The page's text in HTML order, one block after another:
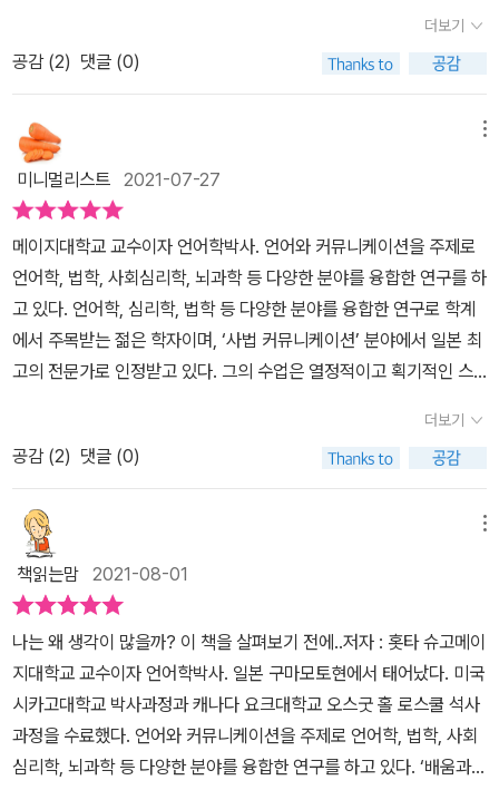
최적화된 환경을 조성하는 것이 좋다. 또한 생각하지 않는 것, 무념 무
상의 상태에서 일을 하는 것도 현명한 생활습관이 될 수 있다.부정적
인 충동과 도피성 행동이 서로 결합되지 않도록 하는 것, 나의 이익을
우선한다면, 타인의 이익도 생각하게 되고, 적절한 타협이 이루어질
수 있다.그리고 안되는 것은 없다.습관과 사고 방식을 바꾼다면, 생각
만 많아지는 상황에서 스스로 벗어날 수 있고, 효율적인 생각,합리적
인 방향성이 가능하며, 그 안에서 새로운 가능성을 찾아낼 수 있다.
머리를 비우라는 작가의 제안이 담겨있다. 방식은 조금 달라 보일지
라도 방식은 똑같다. 결국 단순하게 생각하라는 결론. 과거를 회상하
는 것이 뇌의 효율성을 극한으로 이끌어 본질적으로 스트레스를 이끈
다고도 했다. 가공한 아름다움과 그럴듯한 상업성으로 만들어진 평온
을 추구하는 것보다 그냥 걷고, 의미 없는 낙서 하거나, 머리를 두드리
거나 혹은 심호흡 심지어 크게 노래를 부르는 게 좋다고 했다. (자세
한 이유나 방식은 연구한 논거를 뒷받침으로 대신하며: 조금이라도
흥미가 당긴다면 독자들은 고민 없이 시도하기를 바란다!) 정보의 보
편화에 따른 막대한 복잡함을 우리는 아무렇지도 않게 껴안고 산다.
늘 뒤처질까 봐 SNS를 통해 비교하는 삶을 사는 것이 당연시되었고,
함이 없음에도 불구하고) 지갑을 차지하기 위한 갖가지의 유혹을 쉴
새 없이 던진다. 이에 호응하듯 우리는 그들의 플랫폼에 나의 정보를
무료로 제공하는 서비스를 펼치고 열광하며 그들의 의도에 기꺼이 손
을 내민다. 책을 읽는 동안 나는 피곤이 매끄러운 포장으로 세뇌됐음
에 슬쩍 놀라면서도, 마치 언제 그랬냐는 듯 다시 회귀하는 자신을 보
며 더 무서움이 일었다. 어쩔 수 없었다는 말 대신에 정말 단순하게 생
각하는 어떤 걸까. 조금이라도 이 책이 신경이 쓰인다면 나는 작가의
제안에 기꺼이 연구 대상이 될 자세가 되어있다.
아 행동하지 못하는 사람도 있지만, 생각을 많이하지 않고 재빠르게
적절한 행동을 취하는 사람도 있다‘(p. 5)고 이야기한다. 이 책에서는
후자의 사람들, 다시 말해 ’생각을 많이 하지 않는 사람의 사고방식’에
대한 다양한 연구결과를 소개하고 구체적인 방법까지 예시로 들며 우
리가 스트레스를 줄이면서도 효율적인 의사결정과 행동을 하도록 이
끌어준다.오늘날은 중세 사람들이 평생 모을 양의 정보를 하루 만에
모을 만큼정보가 쏟아진다고 한다. 정보의 홍수 속에서 인간의 타고
난 부정성 편향 때문에 우리는 계속해서 부정적인정보에 우선적으로
집중하게 되고 처리하지 못한 정보에 대해서는 불안을 느끼게 된다.
이 때문에 대부분의사람들은 불안을 느끼는데, 이 불안을 긍정적인
방향으로 소화해 내는 사람이 바로 엄청난 성과를 내는, 소위 성공한
사람들이라고 저자는 말한다. 그래서 그는 우리가 불안을잘 다루어
시간과 에너지 낭비를 줄이고 효율적인 의사결정을 할 수 있어야 한
다고 이어서 이야기한다.기억에 남는 내용 중 하나는 멍하니 있을 때
결과였다. 이것은 뇌의 ‘디폴트 모드 네트워크’ 기능이라고하는데, 뇌
의 입장에서는 의식적인 행동으로 인해 특정 부분에 에너지가 집중되
는 것보다는, 멍하니 있음으로 에너지가 뇌 전체에 골고루 퍼져 있는
것이 더 효율적이라고 한다. 그렇게 분산된 에너지는 유기적 연결을
야기하여 순간적으로 좋은 아이디어를 떠올리도록 돕는다고 한다. 그
래서 고민거리에 지나치게 몰입하는 것보다는 한발 물러서서 여유를
찾는 태도가 필요하다. 갈래 길 앞에선 항상 고민을 하게 된다. 지금
나의 결정이 가져올 미래의 결과물들을 생각하면 고민의 크기는 자꾸
만 커져가고, 결단 앞에서는 머뭇거리게만 된다. 그런데 저자는 어떤
더보기
공감 (2) 댓글 (0)
미니멀리스트 2021-07-27
메이지대학교 교수이자 언어학박사. 언어와 커뮤니케이션을 주제로
언어학, 법학, 사회심리학, 뇌과학 등 다양한 분야를 융합한 연구를 하
고 있다. 언어학, 심리학, 법학 등 다양한 분야를 융합한 연구로 학계
에서 주목받는 젊은 학자이며, ‘사법 커뮤니케이션’ 분야에서 일본 최
고의 전문가로 인정받고 있다. 그의 수업은 열정적이고 획기적인 스
듣고 싶은 강의’ 1위에 뽑힐 정도로 인기가 많다. 에드워드 윌슨의 ‘통
섭’이 생각나는 저자이다.사람이 살아가면서 제일 많이 하는 것이 무
엇일까? 잠자기, 일하기, 놀기, 먹기 등 그중에서 잠자는 것만큼 많이
하고 중요한 게 있을까? 그런데 현대인들은 대부분이 잠을 쉽게 들지
도 못하고, 좋은 수면도 취하지 못한다. 전문가나 의사들은 아주 간단
하게 말한다. 스트레스받지 말고 사세요. 그렇게 대책 없는 말을 하는
것 자체가 더 큰 스트레스인데 말이다. 생각 대부분은 긍정적인 것보
다는 부정적인 불안이다. 마치 눈덩이가 굴러 커지듯이, 처음에 작았
던 것은 어느새 내가 감당하지 못할 만큼 커져 있다. 이 정도가 되어버
리면 이제 혼자 힘으론 감당할 수 없는 수준까지 와버린다. 이런 생각
들로 이제 잠 못 들고 고통스러운 밤이 되어버리는 것이다.티베트 속
담에 이런 말이 있다. ‘걱정해서 걱정이 사라지면 걱정을 하겠네.’ ’걱
더보기
공감 (2) 댓글 (0)
책읽는맘 2021-08-01
나는 왜 생각이 많을까? 이 책을 살펴보기 전에..저자 : 홋타 슈고메이
지대학교 교수이자 언어학박사. 일본 구마모토현에서 태어났다. 미국
시카고대학교 박사과정과 캐나다 요크대학교 오스굿 홀 로스쿨 석사
과정을 수료했다. 언어와 커뮤니케이션을 주제로 언어학, 법학, 사회
심리학, 뇌과학 등 다양한 분야를 융합한 연구를 하고 있다. ‘배움과